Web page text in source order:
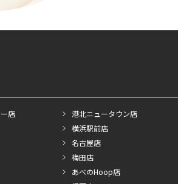
店
港北ニュータウン店
横浜駅前店
名古屋店
梅田店
あべのHoop店